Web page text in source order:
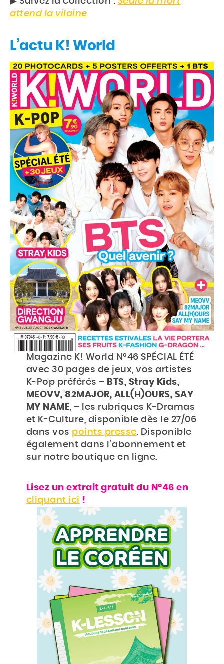
Rechercher
sur
le
site
Rechercher
BOUTIQUE
Accueil
Actu
Events
Jeux
Mag & livres
attend la vilaine
L’actu K! World
Magazine K! World N°46 SPÉCIAL ÉTÉ
avec 30 pages de jeux, vos artistes
K-Pop préférés – BTS, Stray Kids,
MEOVV, 82MAJOR, ALL(H)OURS, SAY
MY NAME , – les rubriques K-Dramas
et K-Culture, disponible dès le 27/06
dans vos points presse. Disponible
également dans l’abonnement et
sur notre boutique en ligne.
Lisez un extrait gratuit du N°46 en
cliquant ici !